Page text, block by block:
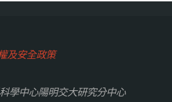
及安全政策
學中心陽明交大研究分中心